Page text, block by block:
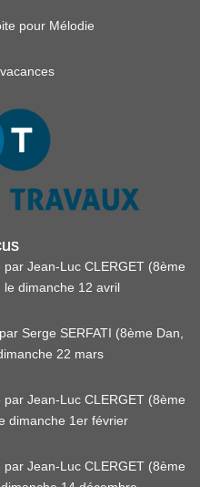
pour Mélodie
Jean-Luc CLERGET (8ème
le dimanche 12 avril
Serge SERFATI (8ème Dan,
22 mars
Jean-Luc CLERGET (8ème
dimanche 1er février
Jean-Luc CLERGET (8ème